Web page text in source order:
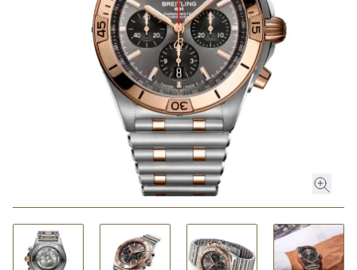
ROLEX CERTIFIED PRE-OWNED
UHREN
SCHMUCK